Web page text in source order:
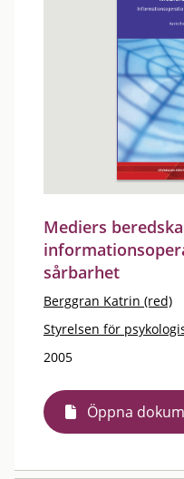
Mediers
sårbarhet
Berggran Katrin (red)
Styrelsen för
2005
Öppna